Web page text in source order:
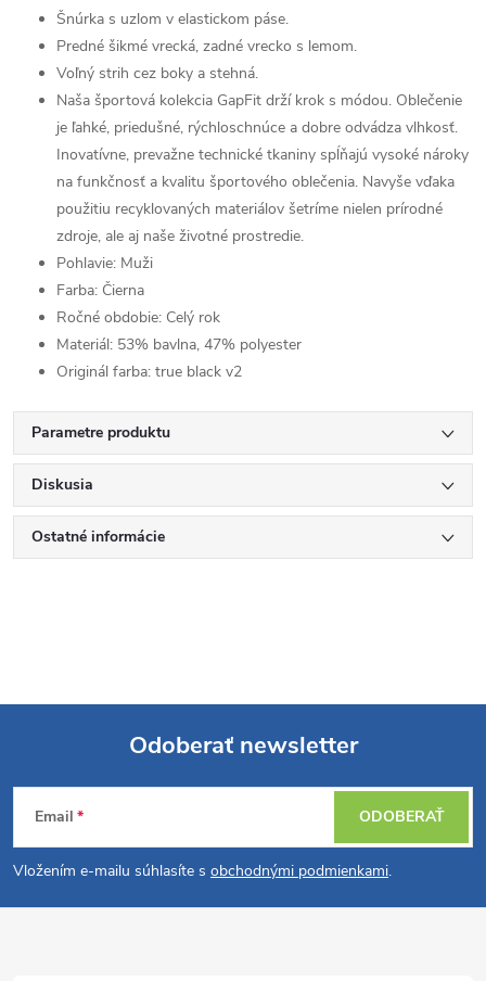
Šnúrka s uzlom v elastickom páse.
Predné šikmé vrecká, zadné vrecko s lemom.
Voľný strih cez boky a stehná.
Naša športová kolekcia GapFit drží krok s módou. Oblečenie
je ľahké, priedušné, rýchloschnúce a dobre odvádza vlhkosť.
Inovatívne, prevažne technické tkaniny spĺňajú vysoké nároky
na funkčnosť a kvalitu športového oblečenia. Navyše vďaka
použitiu recyklovaných materiálov šetríme nielen prírodné
zdroje, ale aj naše životné prostredie.
Pohlavie: Muži
Farba: Čierna
Ročné obdobie: Celý rok
Materiál: 53% bavlna, 47% polyester
Originál farba: true black v2
Parametre produktu
Diskusia
Ostatné informácie
Z
á
p
Odoberať newsletter
Email
Vložením e-mailu súhlasíte s obchodnými podmienkami.
ODOBERAŤ